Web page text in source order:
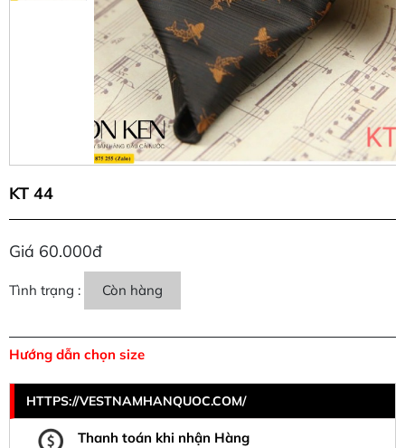
KT 44
Giá 60.000đ
Tình trạng : Còn hàng
Hướng dẫn chọn size
HTTPS://VESTNAMHANQUOC.COM/
Thanh toán khi nhận Hàng